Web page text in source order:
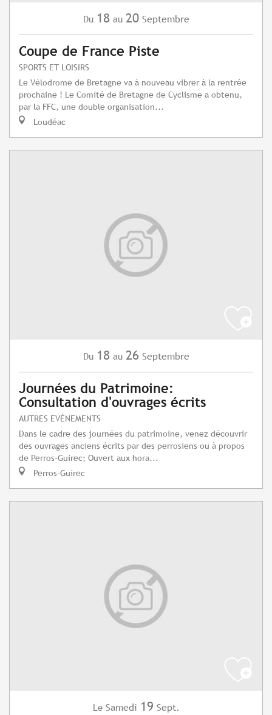
Du 18 au 20 Septembre
Coupe de France Piste
SPORTS ET LOISIRS
Le Vélodrome de Bretagne va à nouveau vibrer à la rentrée
prochaine ! Le Comité de Bretagne de Cyclisme a obtenu,
par la FFC, une double organisation...
Loudéac
Du 18 au 26 Septembre
Journées du Patrimoine:
Consultation d'ouvrages écrits
AUTRES EVÈNEMENTS
Dans le cadre des journées du patrimoine, venez découvrir
des ouvrages anciens écrits par des perrosiens ou à propos
de Perros-Guirec; Ouvert aux hora...
Perros-Guirec
Le Samedi 19 Sept.